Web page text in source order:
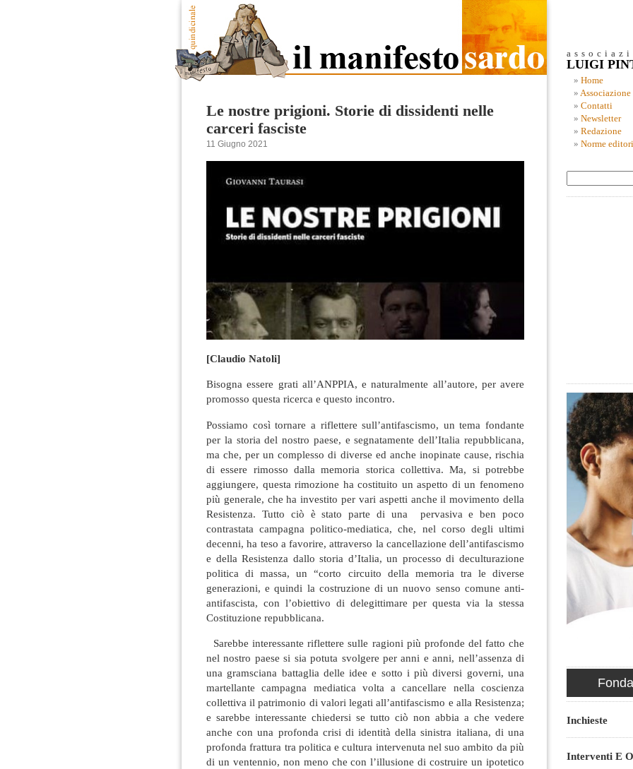
Le nostre prigioni. Storie di dissidenti nelle
carceri fasciste
11 Giugno 2021
[Claudio Natoli]
Bisogna essere grati all’ANPPIA, e naturalmente all’autore, per avere
promosso questa ricerca e questo incontro.
Possiamo così tornare a riflettere sull’antifascismo, un tema fondante
per la storia del nostro paese, e segnatamente dell’Italia repubblicana,
ma che, per un complesso di diverse ed anche inopinate cause, rischia
di essere rimosso dalla memoria storica collettiva. Ma, si potrebbe
aggiungere, questa rimozione ha costituito un aspetto di un fenomeno
più generale, che ha investito per vari aspetti anche il movimento della
Resistenza. Tutto ciò è stato parte di una pervasiva e ben poco
contrastata campagna politico-mediatica, che, nel corso degli ultimi
decenni, ha teso a favorire, attraverso la cancellazione dell’antifascismo
e della Resistenza dallo storia d’Italia, un processo di deculturazione
politica di massa, un “corto circuito della memoria tra le diverse
generazioni, e quindi la costruzione di un nuovo senso comune anti-
antifascista, con l’obiettivo di delegittimare per questa via la stessa
Costituzione repubblicana.
Sarebbe interessante riflettere sulle ragioni più profonde del fatto che
nel nostro paese si sia potuta svolgere per anni e anni, nell’assenza di
una gramsciana battaglia delle idee e sotto i più diversi governi, una
martellante campagna mediatica volta a cancellare nella coscienza
collettiva il patrimonio di valori legati all’antifascismo e alla Resistenza;
e sarebbe interessante chiedersi se tutto ciò non abbia a che vedere
anche con una profonda crisi di identità della sinistra italiana, di una
profonda frattura tra politica e cultura intervenuta nel suo ambito da più
di un ventennio, non meno che con l’illusione di costruire un ipotetico
LUIGI
Home
Associazione
Contatti
Newsletter
Redazione
Norme
Inchieste
Interventi E